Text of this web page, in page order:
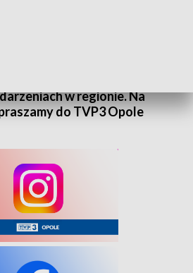
w regionie. Na
do TVP3 Opole